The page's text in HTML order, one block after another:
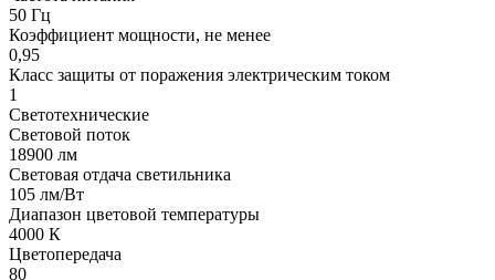
50 Гц
Коэффициент мощности, не менее
0,95
Класс защиты от поражения электрическим током
1
Светотехнические
Световой поток
18900 лм
Световая отдача светильника
105 лм/Вт
Диапазон цветовой температуры
4000 К
Цветопередача
80